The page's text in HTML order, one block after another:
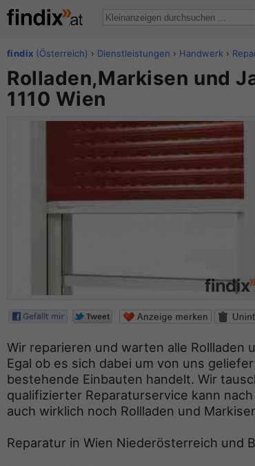
findix (Österreich) › Dienstleistungen › Handwerk ›
Rolladen,Markisen und
1110 Wien
Wir reparieren und warten alle Rollladen
Egal ob es sich dabei um von uns
bestehende Einbauten handelt. Wir
qualifizierter Reparaturservice kann
auch wirklich noch Rollladen und
Reparatur in Wien Niederösterreich und